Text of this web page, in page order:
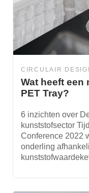
CIRCULAIR
Wat heeft een
PET Tray?
6 inzichten over
kunststofsector
Conference 2022
onderling